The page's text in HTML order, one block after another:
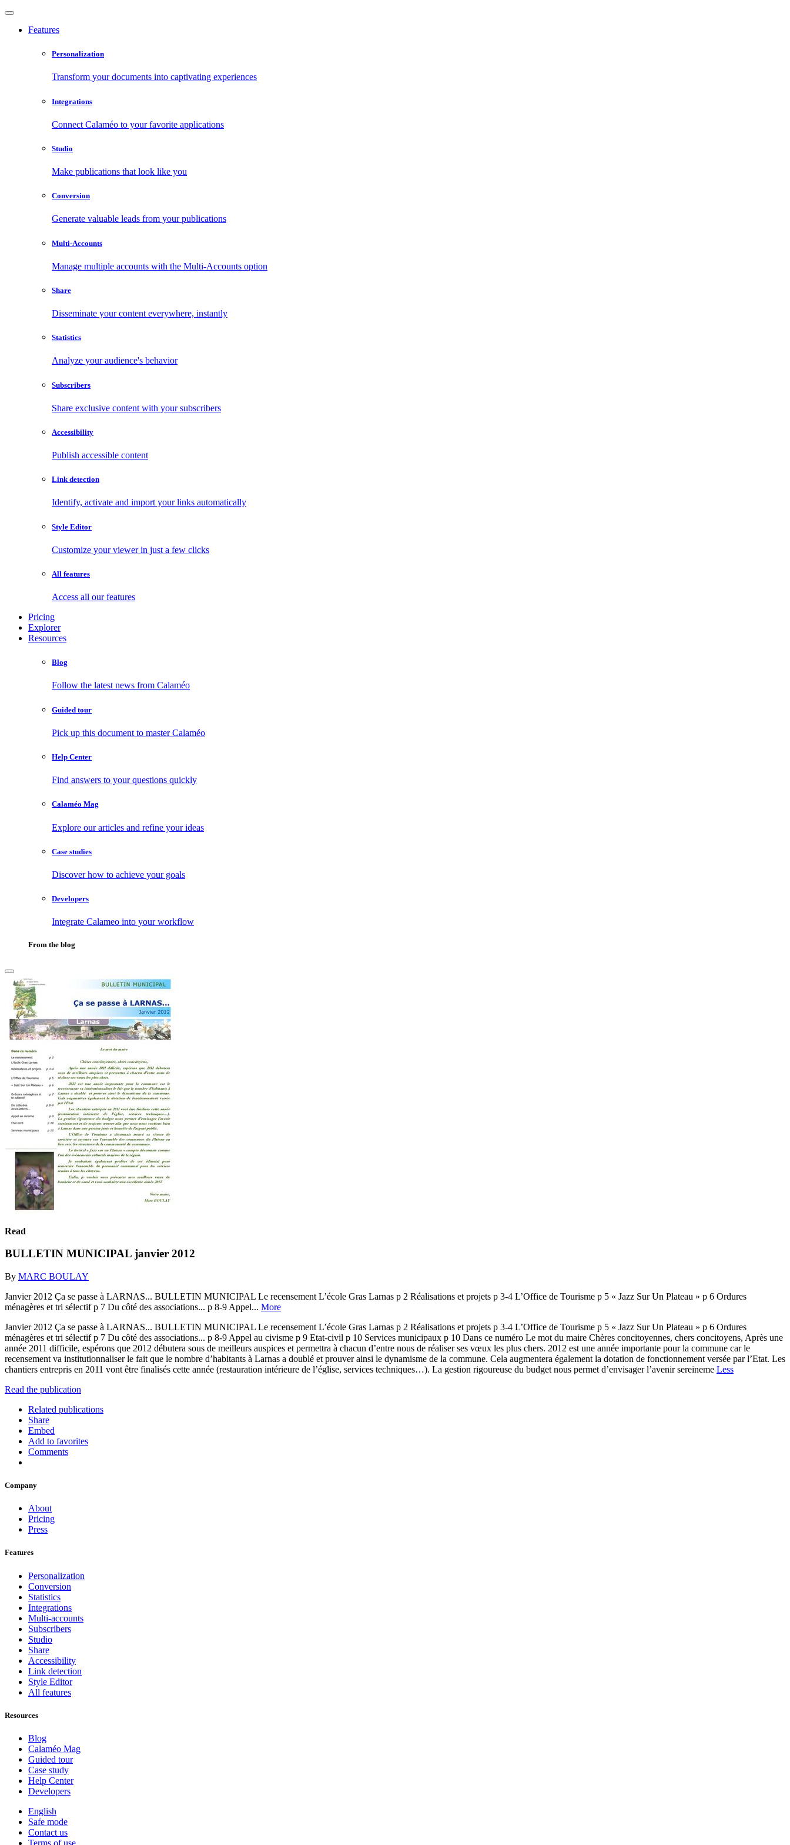
Features
Personalization
Transform your documents into captivating experiences
Integrations
Connect Calaméo to your favorite applications
Studio
Make publications that look like you
Conversion
Generate valuable leads from your publications
Multi-Accounts
Manage multiple accounts with the Multi-Accounts option
Share
Disseminate your content everywhere, instantly
Statistics
Analyze your audience's behavior
Subscribers
Share exclusive content with your subscribers
Accessibility
Publish accessible content
Link detection
Identify, activate and import your links automatically
Style Editor
Customize your viewer in just a few clicks
All features
Access all our features
Pricing
Explorer
Resources
Blog
Follow the latest news from Calaméo
Guided tour
Pick up this document to master Calaméo
Help Center
Find answers to your questions quickly
Calaméo Mag
Explore our articles and refine your ideas
Case studies
Discover how to achieve your goals
Developers
Integrate Calameo into your workflow
From the blog
Read
BULLETIN MUNICIPAL janvier 2012
By MARC BOULAY
Janvier 2012 Ça se passe à LARNAS... BULLETIN MUNICIPAL Le recensement L’école Gras Larnas p 2 Réalisations et projets p 3-4 L’Office de Tourisme p 5 « Jazz Sur Un Plateau » p 6 Ordures
ménagères et tri sélectif p 7 Du côté des associations... p 8-9 Appel... More
Janvier 2012 Ça se passe à LARNAS... BULLETIN MUNICIPAL Le recensement L’école Gras Larnas p 2 Réalisations et projets p 3-4 L’Office de Tourisme p 5 « Jazz Sur Un Plateau » p 6 Ordures
ménagères et tri sélectif p 7 Du côté des associations... p 8-9 Appel au civisme p 9 Etat-civil p 10 Services municipaux p 10 Dans ce numéro Le mot du maire Chères concitoyennes, chers concitoyens, Après une
année 2011 difficile, espérons que 2012 débutera sous de meilleurs auspices et permettra à chacun d’entre nous de réaliser ses vœux les plus chers. 2012 est une année importante pour la commune car le
recensement va institutionnaliser le fait que le nombre d’habitants à Larnas a doublé et prouver ainsi le dynamisme de la commune. Cela augmentera également la dotation de fonctionnement versée par l’Etat. Les
chantiers entrepris en 2011 vont être finalisés cette année (restauration intérieure de l’église, services techniques…). La gestion rigoureuse du budget nous permet d’envisager l’avenir sereineme Less
Read the publication
Related publications
Share
Embed
Add to favorites
Comments
Company
About
Pricing
Press
Features
Personalization
Conversion
Statistics
Integrations
Multi-accounts
Subscribers
Studio
Share
Accessibility
Link detection
Style Editor
All features
Resources
Blog
Calaméo Mag
Guided tour
Case study
Help Center
Developers
English
Safe mode
Contact us
Terms of use